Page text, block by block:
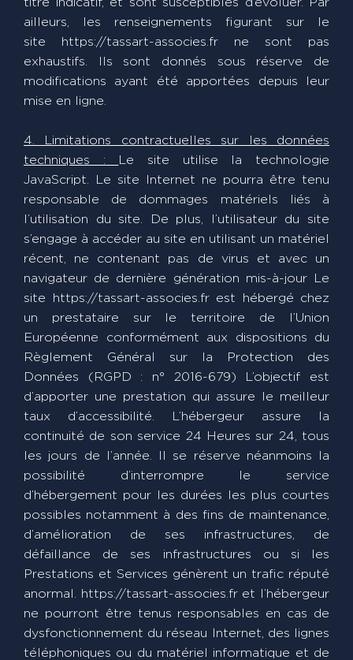
ailleurs, les renseignements figurant sur le
site https://tassart-associes.fr ne sont pas
exhaustifs. Ils sont donnés sous réserve de
modifications ayant été apportées depuis leur
mise en ligne.
4. Limitations contractuelles sur les données
techniques :
Le site utilise la technologie
JavaScript. Le site Internet ne pourra être tenu
responsable de dommages matériels liés à
l’utilisation du site. De plus, l’utilisateur du site
s’engage à accéder au site en utilisant un matériel
récent, ne contenant pas de virus et avec un
navigateur de dernière génération mis-à-jour Le
site https://tassart-associes.fr est hébergé chez
un prestataire sur le territoire de l’Union
Européenne conformément aux dispositions du
Règlement Général sur la Protection des
Données (RGPD : n° 2016-679) L’objectif est
d’apporter une prestation qui assure le meilleur
taux d’accessibilité. L’hébergeur assure la
continuité de son service 24 Heures sur 24, tous
les jours de l’année. Il se réserve néanmoins la
possibilité d’interrompre le service
d’hébergement pour les durées les plus courtes
possibles notamment à des fins de maintenance,
d’amélioration de ses infrastructures, de
défaillance de ses infrastructures ou si les
Prestations et Services génèrent un trafic réputé
anormal. https://tassart-associes.fr et l’hébergeur
ne pourront être tenus responsables en cas de
dysfonctionnement du réseau Internet, des lignes
téléphoniques ou du matériel informatique et de